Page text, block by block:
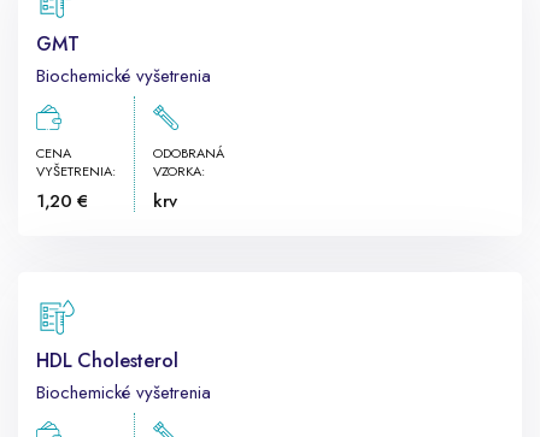
GMT
Biochemické vyšetrenia
CENA
VYŠETRENIA:
1,20 €
ODOBRANÁ
VZORKA:
krv
HDL Cholesterol
Biochemické vyšetrenia